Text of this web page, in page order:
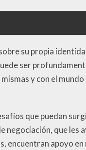
su propia
ser
y con el mundo
que puedan
negociación, que les
encuentran apoyo en